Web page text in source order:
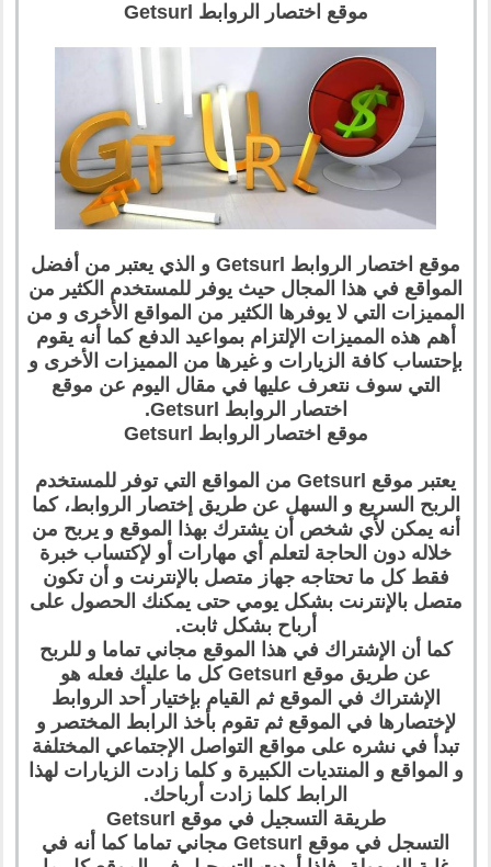
موقع اختصار الروابط Getsurl
موقع اختصار الروابط Getsurl و الذي يعتبر من أفضل
المواقع في هذا المجال حيث يوفر للمستخدم الكثير من
المميزات التي لا يوفرها الكثير من المواقع الأخرى و من
أهم هذه المميزات الإلتزام بمواعيد الدفع كما أنه يقوم
بإحتساب كافة الزيارات و غيرها من المميزات الأخرى و
التي سوف نتعرف عليها في مقال اليوم عن موقع
اختصار الروابط Getsurl.
موقع اختصار الروابط Getsurl
يعتبر موقع Getsurl من المواقع التي توفر للمستخدم
الربح السريع و السهل عن طريق إختصار الروابط، كما
أنه يمكن لأي شخص أن يشترك بهذا الموقع و يربح من
خلاله دون الحاجة لتعلم أي مهارات أو لإكتساب خبرة
فقط كل ما تحتاجه جهاز متصل بالإنترنت و أن تكون
متصل بالإنترنت بشكل يومي حتى يمكنك الحصول على
أرباح بشكل ثابت.
كما أن الإشتراك في هذا الموقع مجاني تماما و للربح
عن طريق موقع Getsurl كل ما عليك فعله هو
الإشتراك في الموقع ثم القيام بإختيار أحد الروابط
لإختصارها في الموقع ثم تقوم بأخذ الرابط المختصر و
تبدأ في نشره على مواقع التواصل الإجتماعي المختلفة
و المواقع و المنتديات الكبيرة و كلما زادت الزيارات لهذا
الرابط كلما زادت أرباحك.
طريقة التسجيل في موقع Getsurl
التسجل في موقع Getsurl مجاني تماما كما أنه في